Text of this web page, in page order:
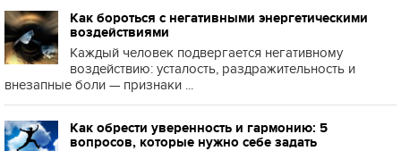
Как бороться с негативными энергетическими
воздействиями
Каждый человек подвергается негативному
воздействию: усталость, раздражительность и
внезапные боли — признаки ...
Как обрести уверенность и гармонию: 5
вопросов, которые нужно себе задать